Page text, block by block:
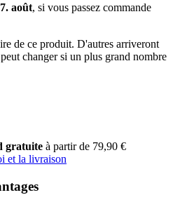
août, si vous passez commande
de ce produit. D'autres arriveront
changer si un plus grand nombre
gratuite à partir de 79,90 €
et la livraison